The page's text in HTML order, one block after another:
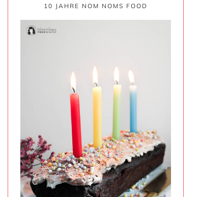
10 JAHRE NOM NOMS FOOD